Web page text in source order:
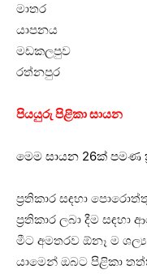
මාතර
යාපනය
මඩකලපුව
රත්නපුර
පියයුරු පිළිකා සායන
මෙම සායන 26ක් පමණ
ප්‍රතිකාර සඳහා
ප්‍රතිකාර ලබා දීම සඳහා
මීට අමතරව ඕනෑ ම
යාමෙන් ඔබට පිළිකා